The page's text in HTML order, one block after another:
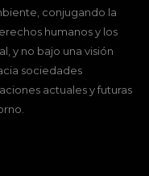
conjugando la
humanos y los
y no bajo una visión
sociedades
actuales y futuras